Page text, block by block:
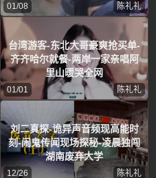
01/08 陈礼礼
台湾游客-东北大哥豪爽抢买单-
齐齐哈尔就餐-两岸一家亲唱阿
里山暖哭全网
01/01 陈礼礼
刘二真探-诡异声音频现高能时
刻-闹鬼传闻现场探秘-凌晨独闯
湖南废弃大学
12/26 陈礼礼